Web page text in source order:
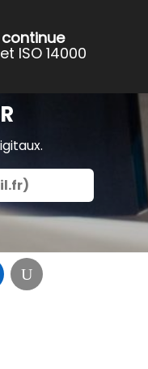
ISO 14000
dessus, vous
de SFR
pourrez vous